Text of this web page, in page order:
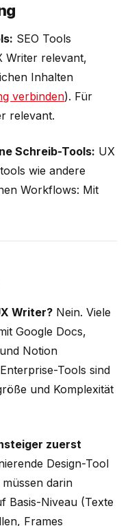
SEO Tools
Writer relevant,
Inhalten
verbinden). Für
relevant.
Schreib-Tools: UX
wie andere
Workflows: Mit
Writer? Nein. Viele
Google Docs,
Notion
Tools sind
und Komplexität
zuerst
Design-Tool
darin
Basis-Niveau (Texte
Frames